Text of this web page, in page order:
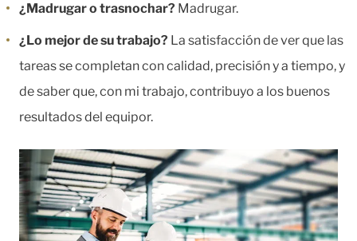
¿Madrugar o trasnochar? Madrugar.
¿Lo mejor de su trabajo? La satisfacción de ver que las
tareas se completan con calidad, precisión y a tiempo, y
de saber que, con mi trabajo, contribuyo a los buenos
resultados del equipor.